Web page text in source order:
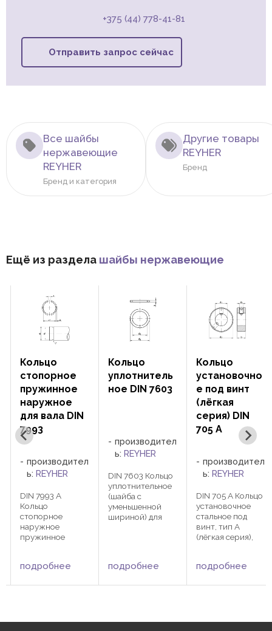
+375 (44) 778-41-81
Отправить запрос сейчас
Все шайбы
нержавеющие
REYHER
Бренд и категория
Другие товары
REYHER
Бренд
Ещё из раздела шайбы нержавеющие
Кольцо
уплотнитель
ное DIN 7603
производител
DIN 7603 Кольцо
(шайба с
уменьшенной
шириной) для
уплотнения
резьбовых
Максимальная
колец 300 °C, для
подробнее
Кольцо
установочно
е под винт
ь:REYHER
DIN 705 А Кольцо
установочное
стальное под
Внутренний
140 мм. d 1 ≤ 70:
подробнее
Кольцо
установочно
е под штифт
DIN 705 B
производител
ь:REYHER
установочное
тип В (лёгкая
серия) с
отверстием под
насечёный или
конический
Внутренний
140 мм.
подробнее